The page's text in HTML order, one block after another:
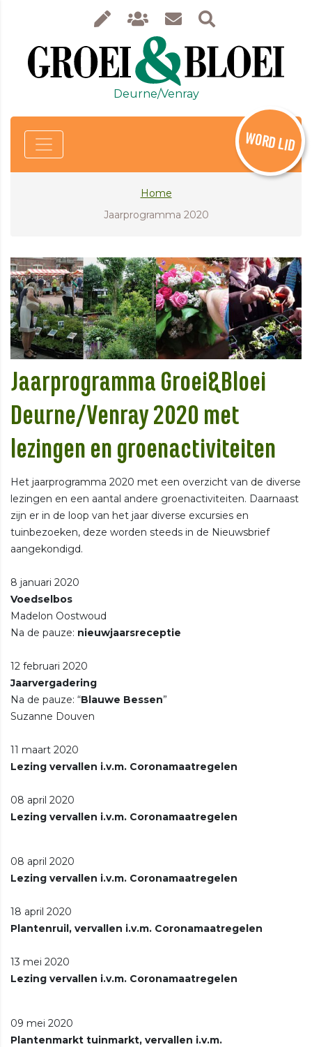
Deurne/Venray
WORD LID
Home
Jaarprogramma 2020
Jaarprogramma Groei&Bloei
Deurne/Venray 2020 met
lezingen en groenactiviteiten
Het jaarprogramma 2020 met een overzicht van de diverse
lezingen en een aantal andere groenactiviteiten. Daarnaast
zijn er in de loop van het jaar diverse excursies en
tuinbezoeken, deze worden steeds in de Nieuwsbrief
aangekondigd.
8 januari 2020
Voedselbos
Madelon Oostwoud
Na de pauze: nieuwjaarsreceptie
12 februari 2020
Jaarvergadering
Na de pauze: “Blauwe Bessen”
Suzanne Douven
11 maart 2020
Lezing vervallen i.v.m. Coronamaatregelen
08 april 2020
Lezing vervallen i.v.m. Coronamaatregelen
08 april 2020
Lezing vervallen i.v.m. Coronamaatregelen
18 april 2020
Plantenruil, vervallen i.v.m. Coronamaatregelen
13 mei 2020
Lezing vervallen i.v.m. Coronamaatregelen
09 mei 2020
Plantenmarkt tuinmarkt, vervallen i.v.m.